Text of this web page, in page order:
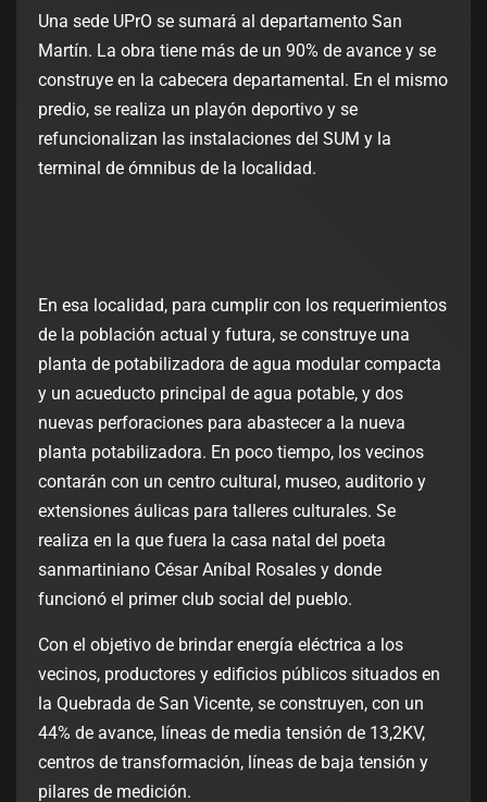
Una sede UPrO se sumará al departamento San
Martín. La obra tiene más de un 90% de avance y se
construye en la cabecera departamental. En el mismo
predio, se realiza un playón deportivo y se
refuncionalizan las instalaciones del SUM y la
terminal de ómnibus de la localidad.
En esa localidad, para cumplir con los requerimientos
de la población actual y futura, se construye una
planta de potabilizadora de agua modular compacta
y un acueducto principal de agua potable, y dos
nuevas perforaciones para abastecer a la nueva
planta potabilizadora. En poco tiempo, los vecinos
contarán con un centro cultural, museo, auditorio y
extensiones áulicas para talleres culturales. Se
realiza en la que fuera la casa natal del poeta
sanmartiniano César Aníbal Rosales y donde
funcionó el primer club social del pueblo.
Con el objetivo de brindar energía eléctrica a los
vecinos, productores y edificios públicos situados en
la Quebrada de San Vicente, se construyen, con un
44% de avance, líneas de media tensión de 13,2KV,
centros de transformación, líneas de baja tensión y
pilares de medición.